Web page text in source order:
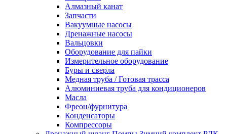
Алмазный канат
Запчасти
Вакуумные насосы
Дренажные насосы
Вальцовки
Оборудование для пайки
Измерительное оборудование
Буры и сверла
Медная труба / Готовая трасса
Алюминиевая труба для кондиционеров
Масла
Фреон/фурнитура
Конденсаторы
Компрессоры